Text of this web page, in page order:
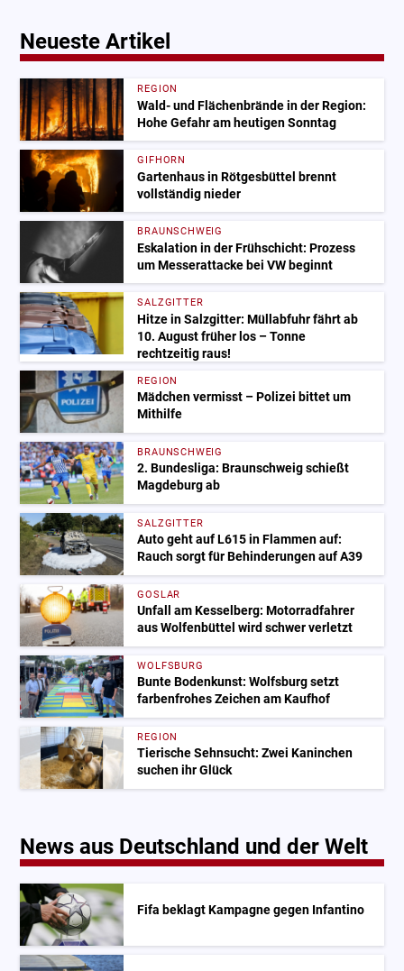
Neueste Artikel
REGION
Wald- und Flächenbrände in der Region:
Hohe Gefahr am heutigen Sonntag
GIFHORN
Gartenhaus in Rötgesbüttel brennt
vollständig nieder
BRAUNSCHWEIG
Eskalation in der Frühschicht: Prozess
um Messerattacke bei VW beginnt
SALZGITTER
Hitze in Salzgitter: Müllabfuhr fährt ab
10. August früher los – Tonne
rechtzeitig raus!
REGION
Mädchen vermisst – Polizei bittet um
Mithilfe
BRAUNSCHWEIG
2. Bundesliga: Braunschweig schießt
Magdeburg ab
SALZGITTER
Auto geht auf L615 in Flammen auf:
Rauch sorgt für Behinderungen auf A39
GOSLAR
Unfall am Kesselberg: Motorradfahrer
aus Wolfenbüttel wird schwer verletzt
WOLFSBURG
Bunte Bodenkunst: Wolfsburg setzt
farbenfrohes Zeichen am Kaufhof
REGION
Tierische Sehnsucht: Zwei Kaninchen
suchen ihr Glück
News aus Deutschland und der Welt
Fifa beklagt Kampagne gegen Infantino